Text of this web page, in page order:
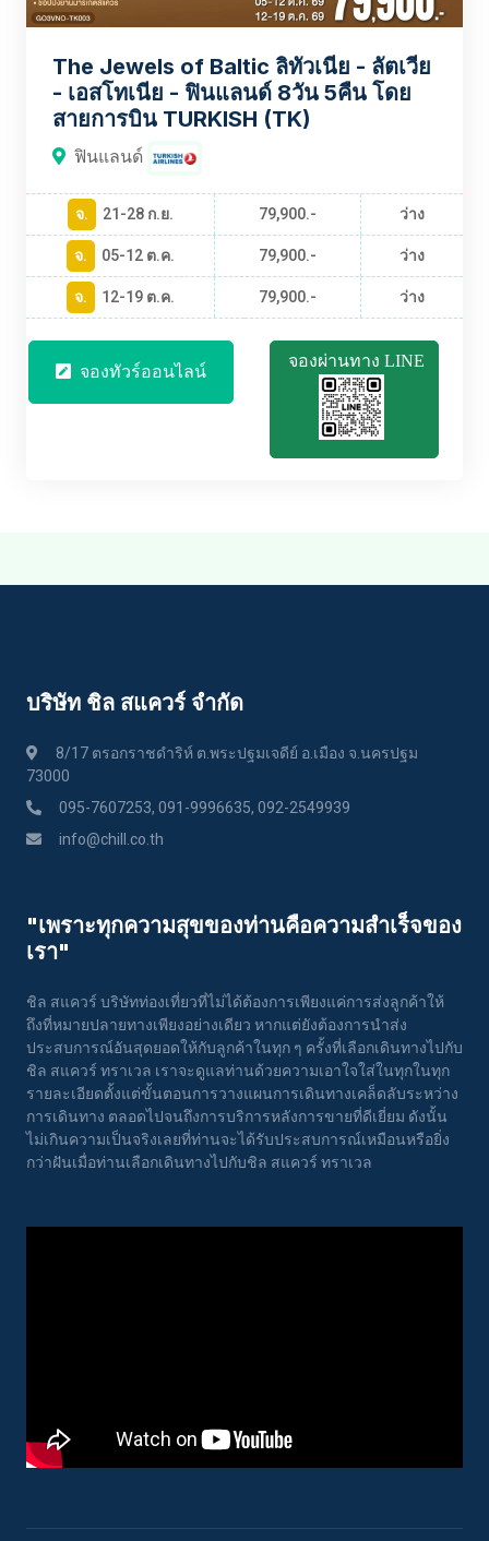
The Jewels of Baltic ลิทัวเนีย - ลัตเวีย
- เอสโทเนีย - ฟินแลนด์ 8วัน 5คืน โดย
สายการบิน TURKISH (TK)
ฟินแลนด์
จ. 21-28 ก.ย. 79,900.-
ว่าง
จ.
05-12 ต.ค. 79,900.-
ว่าง
จ.
12-19 ต.ค. 79,900.- ว่าง
จองทัวร์ออนไลน์ จองผ่านทาง LINE
บริษัท ชิล สแควร์ จำกัด
8/17 ตรอกราชดำริห์ ต.พระปฐมเจดีย์ อ.เมือง จ.นครปฐม
73000
095-7607253, 091-9996635, 092-2549939
info@chill.co.th
"เพราะทุกความสุขของท่านคือความสําเร็จของ
เรา"
ชิล สแควร์ บริษัทท่องเที่ยวที่ไม่ได้ต้องการเพียงแค่การส่งลูกค้าให้
ถึงที่หมายปลายทางเพียงอย่างเดียว หากแต่ยังต้องการนำส่ง
ประสบการณ์อันสุดยอดให้กับลูกค้าในทุก ๆ ครั้งที่เลือกเดินทางไปกับ
ชิล สแควร์ ทราเวล เราจะดูแลท่านด้วยความเอาใจใส่ในทุกในทุก
รายละเอียดตั้งแต่ขั้นตอนการวางแผนการเดินทางเคล็ดลับระหว่าง
การเดินทาง ตลอดไปจนถึงการบริการหลังการขายที่ดีเยี่ยม ดังนั้น
ไม่เกินความเป็นจริงเลยที่ท่านจะได้รับประสบการณ์เหมือนหรือยิ่ง
กว่าฝันเมื่อท่านเลือกเดินทางไปกับชิล สแควร์ ทราเวล